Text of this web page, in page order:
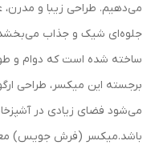
می‌دهیم. طراحی زیبا و مدرن،
جلوه‌ای شیک و جذاب می‌بخشد.
ساخته شده است که دوام و
برجسته این میکسر، طراحی
می‌شود فضای زیادی در
باشد.میکسر (فرش جویس)